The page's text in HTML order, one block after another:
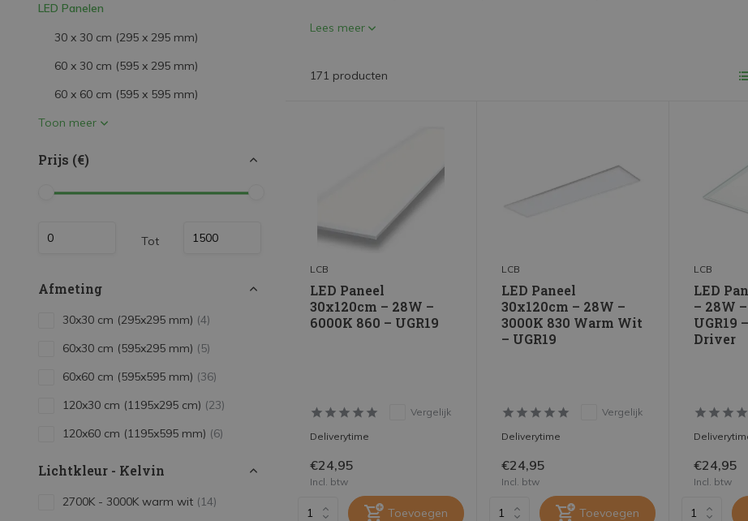
LED TL verlichting
LED Panelen
30 x 30 cm (295 x 295 mm)
60 x 30 cm (595 x 295 mm)
60 x 60 cm (595 x 595 mm)
Toon meer
Prijs (€)
Tot
Afmeting
30x30 cm (295x295 mm) (4)
60x30 cm (595x295 mm) (5)
60x60 cm (595x595 mm) (36)
120x30 cm (1195x295 cm) (23)
120x60 cm (1195x595 mm) (6)
Lichtkleur - Kelvin
2700K - 3000K warm wit (14)
Lees meer
171 producten
LCB
LED Paneel
30x120cm – 28W –
6000K 860 – UGR19
Vergelijk
Deliverytime
€24,95
Incl. btw
Toevoegen
LCB
LED Paneel
30x120cm – 28W –
3000K 830 Warm Wit
– UGR19
Vergelijk
Deliverytime
€24,95
Incl. btw
Toevoegen
LCB
LED
– 28W
UGR19
Driver
€24,95
Incl. btw